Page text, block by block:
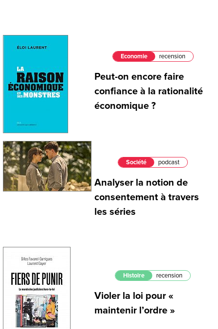
Economie recension
Peut-on encore faire
confiance à la rationalité
économique ?
Société podcast
Analyser la notion de
consentement à travers
les séries
Histoire recension
Violer la loi pour «
maintenir l’ordre »